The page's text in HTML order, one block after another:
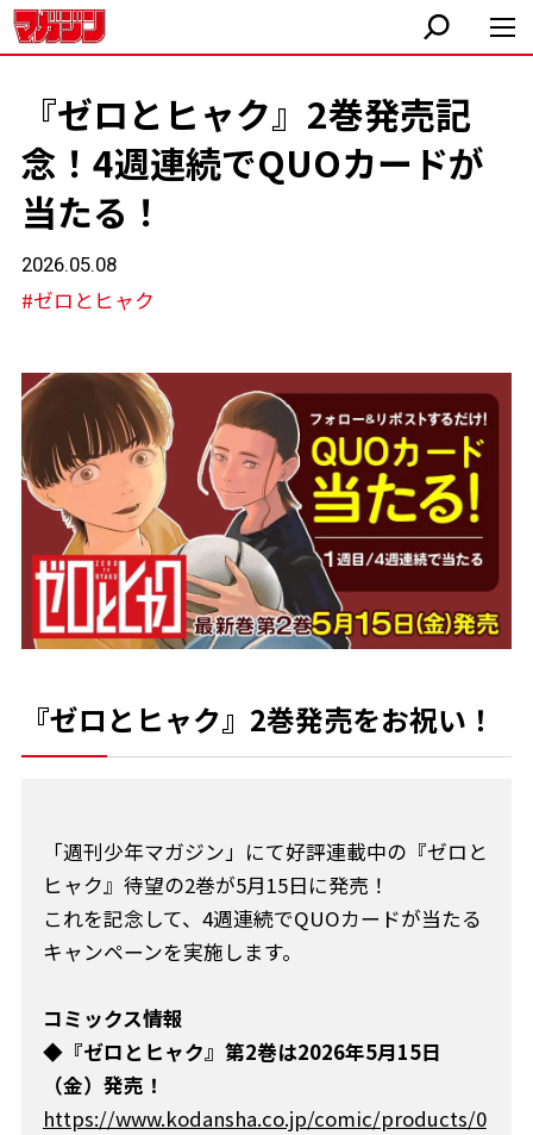
『ゼロとヒャク』2巻発売記
念！4週連続でQUOカードが
当たる！
2026.05.08
#ゼロとヒャク
『ゼロとヒャク』2巻発売をお祝い！
「週刊少年マガジン」にて好評連載中の『ゼロと
ヒャク』待望の2巻が5月15日に発売！
これを記念して、4週連続でQUOカードが当たる
キャンペーンを実施します。
コミックス情報
◆『ゼロとヒャク』第2巻は2026年5月15日
（金）発売！
https://www.kodansha.co.jp/comic/products/0